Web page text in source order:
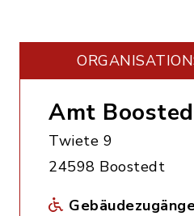
Amt
Twiete 9
24598 Boostedt